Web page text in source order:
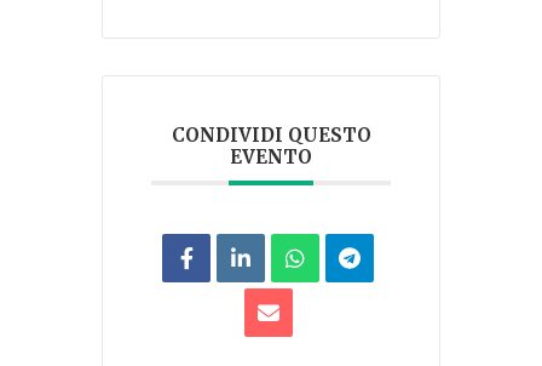
CONDIVIDI QUESTO
EVENTO